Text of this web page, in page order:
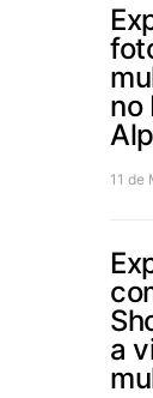
no
11 de
a